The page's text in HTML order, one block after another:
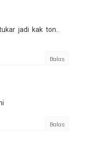
jadi kak ton..
Balas
Balas